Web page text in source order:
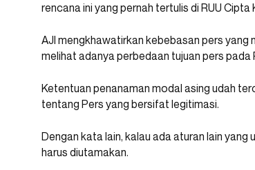
rencana ini yang pernah tertulis di RUU Cipta
AJI mengkhawatirkan kebebasan pers yang
melihat adanya perbedaan tujuan pers pada
Ketentuan penanaman modal asing udah
tentang Pers yang bersifat legitimasi.
Dengan kata lain, kalau ada aturan lain
harus diutamakan.